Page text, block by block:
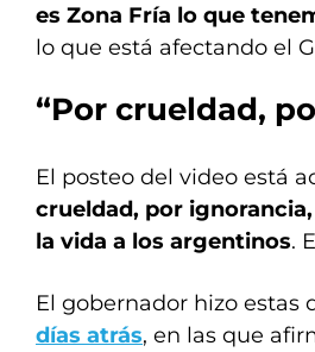
es Zona Fría lo que
lo que está afectando el
“Por crueldad,
El posteo del video está
crueldad, por
la vida a los argentinos.
El gobernador hizo estas
días atrás, en las que